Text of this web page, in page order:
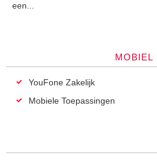
een...
MOBIEL
YouFone Zakelijk
Mobiele Toepassingen